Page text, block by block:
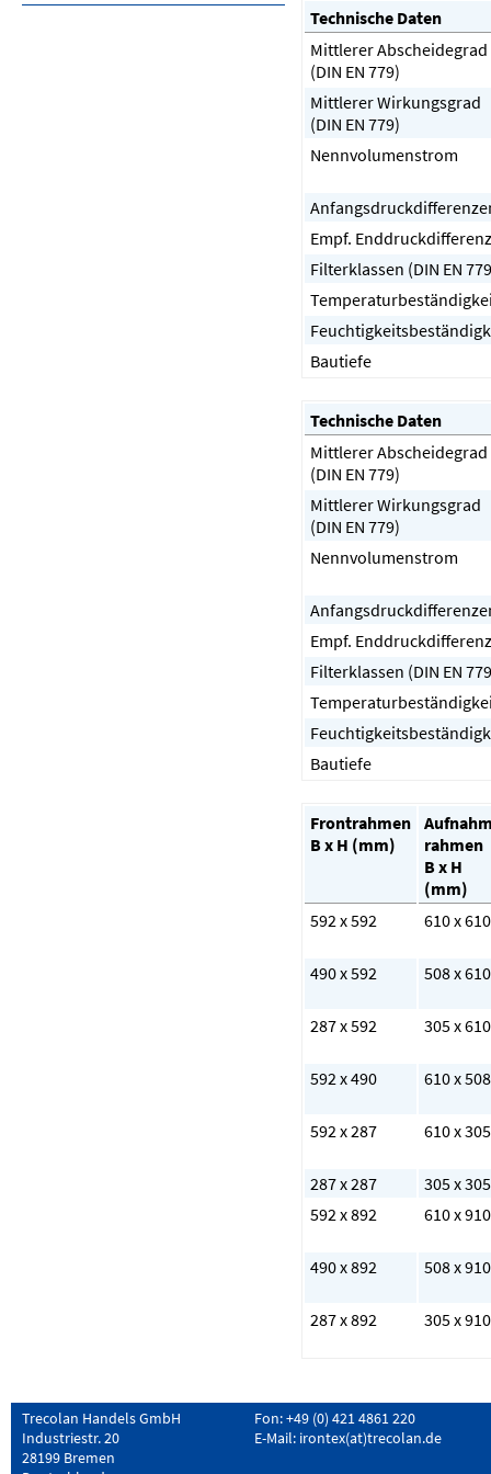
Technische Daten
Mittlerer Abscheidegrad
(DIN EN 779)
Mittlerer Wirkungsgrad
(DIN EN 779)
Nennvolumenstrom
Empf. Enddruckdifferenz
Filterklassen (DIN EN
Bautiefe
Technische Daten
Mittlerer Abscheidegrad
(DIN EN 779)
Mittlerer Wirkungsgrad
(DIN EN 779)
Nennvolumenstrom
Empf. Enddruckdifferenz
Filterklassen (DIN EN
Bautiefe
Frontrahmen
B x H (mm)
rahmen
B x H
(mm)
592 x 592
610 x 610
490 x 592 508 x 610
287 x 592 305 x 610
592 x 490 610 x 508
592 x 287 610 x 305
287 x 287
305 x 305
592 x 892
610 x 910
490 x 892 508 x 910
287 x 892 305 x 910
Trecolan Handels GmbH
Industriestr. 20
28199 Bremen
Fon: +49 (0) 421 4861 220
E-Mail: irontex(at)trecolan.de